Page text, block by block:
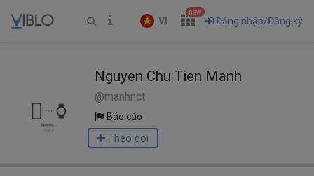
VI
new
Đăng nhập/Đăng ký
Nguyen Chu Tien Manh
@manhnct
Báo cáo
Theo dõi